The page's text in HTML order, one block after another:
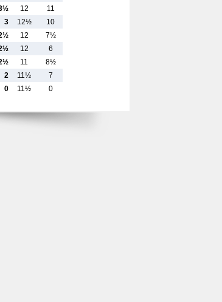
12
11
3 12½
10
12
7½
12
6
11
8½
2 11½
7
0 11½ 0